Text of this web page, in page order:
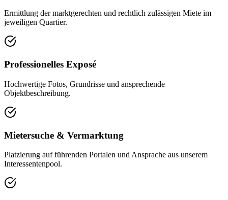
Ermittlung der marktgerechten und rechtlich zulässigen Miete im
jeweiligen Quartier.
Professionelles Exposé
Hochwertige Fotos, Grundrisse und ansprechende
Objektbeschreibung.
Mietersuche & Vermarktung
Platzierung auf führenden Portalen und Ansprache aus unserem
Interessentenpool.